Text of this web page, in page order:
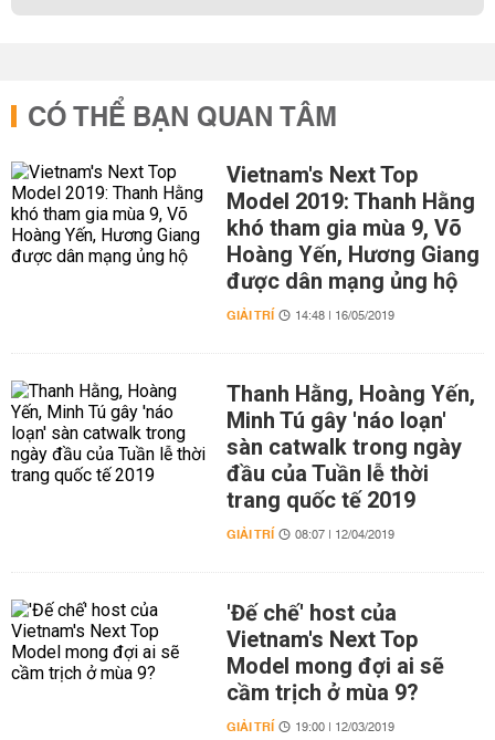
CÓ THỂ BẠN QUAN TÂM
Vietnam's Next Top
Model 2019: Thanh Hằng
khó tham gia mùa 9, Võ
Hoàng Yến, Hương Giang
được dân mạng ủng hộ
GIẢI TRÍ 14:48 | 16/05/2019
Thanh Hằng, Hoàng Yến,
Minh Tú gây 'náo loạn'
sàn catwalk trong ngày
đầu của Tuần lễ thời
trang quốc tế 2019
GIẢI TRÍ 08:07 | 12/04/2019
'Đế chế' host của
Vietnam's Next Top
Model mong đợi ai sẽ
cầm trịch ở mùa 9?
GIẢI TRÍ 19:00 | 12/03/2019